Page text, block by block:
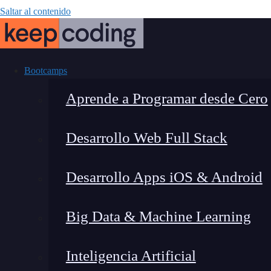
Saltar al contenido
Bootcamps
Aprende a Programar desde Cero
Desarrollo Web Full Stack
Desarrollo Apps iOS & Android
Big Data & Machine Learning
Inteligencia Artificial
Cursos de
convertirte